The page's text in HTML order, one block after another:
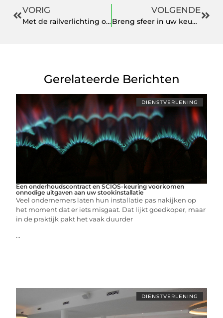
VORIG
Met de railverlichting of de andere systemen van deze expert krijgt u sfeer in uw pand
VOLGENDE
Breng sfeer in uw keuken met een tegelvloer van Italiaanse tegels
Gerelateerde Berichten
DIENSTVERLENING
Een onderhoudscontract en SCIOS-keuring voorkomen
onnodige uitgaven aan uw stookinstallatie
Veel ondernemers laten hun installatie pas nakijken op
het moment dat er iets misgaat. Dat lijkt goedkoper, maar
in de praktijk pakt het vaak duurder
...
DIENSTVERLENING